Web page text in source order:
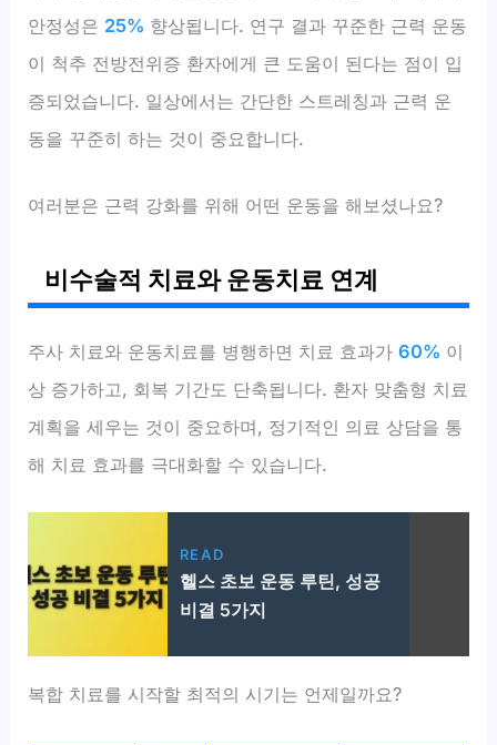
안정성은 25% 향상됩니다. 연구 결과 꾸준한 근력 운동
이 척추 전방전위증 환자에게 큰 도움이 된다는 점이 입
증되었습니다. 일상에서는 간단한 스트레칭과 근력 운
동을 꾸준히 하는 것이 중요합니다.
여러분은 근력 강화를 위해 어떤 운동을 해보셨나요?
비수술적 치료와 운동치료 연계
주사 치료와 운동치료를 병행하면 치료 효과가60% 이
상 증가하고, 회복 기간도 단축됩니다. 환자 맞춤형 치료
계획을 세우는 것이 중요하며, 정기적인 의료 상담을 통
해 치료 효과를 극대화할 수 있습니다.
READ
헬스 초보 운동 루틴, 성공
비결 5가지
복합 치료를 시작할 최적의 시기는 언제일까요?